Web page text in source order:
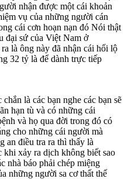
nhận được một cái khoản
vụ của những người cán
cái cơn hoạn nạn đó Nói thật
đại sứ của Việt Nam ở
là ông này đã nhận cái hối lộ
32 tỷ là để dành trực tiếp
là các bạn nghe các bạn sẽ
hạn tù và có những cái
và họ qua đời trong đó có
cho những cái người mà
an điều tra ra thì thấy là
khi xảy ra dịch không biết sao
nhà báo phải chép miệng
những người sa cơ thất thế